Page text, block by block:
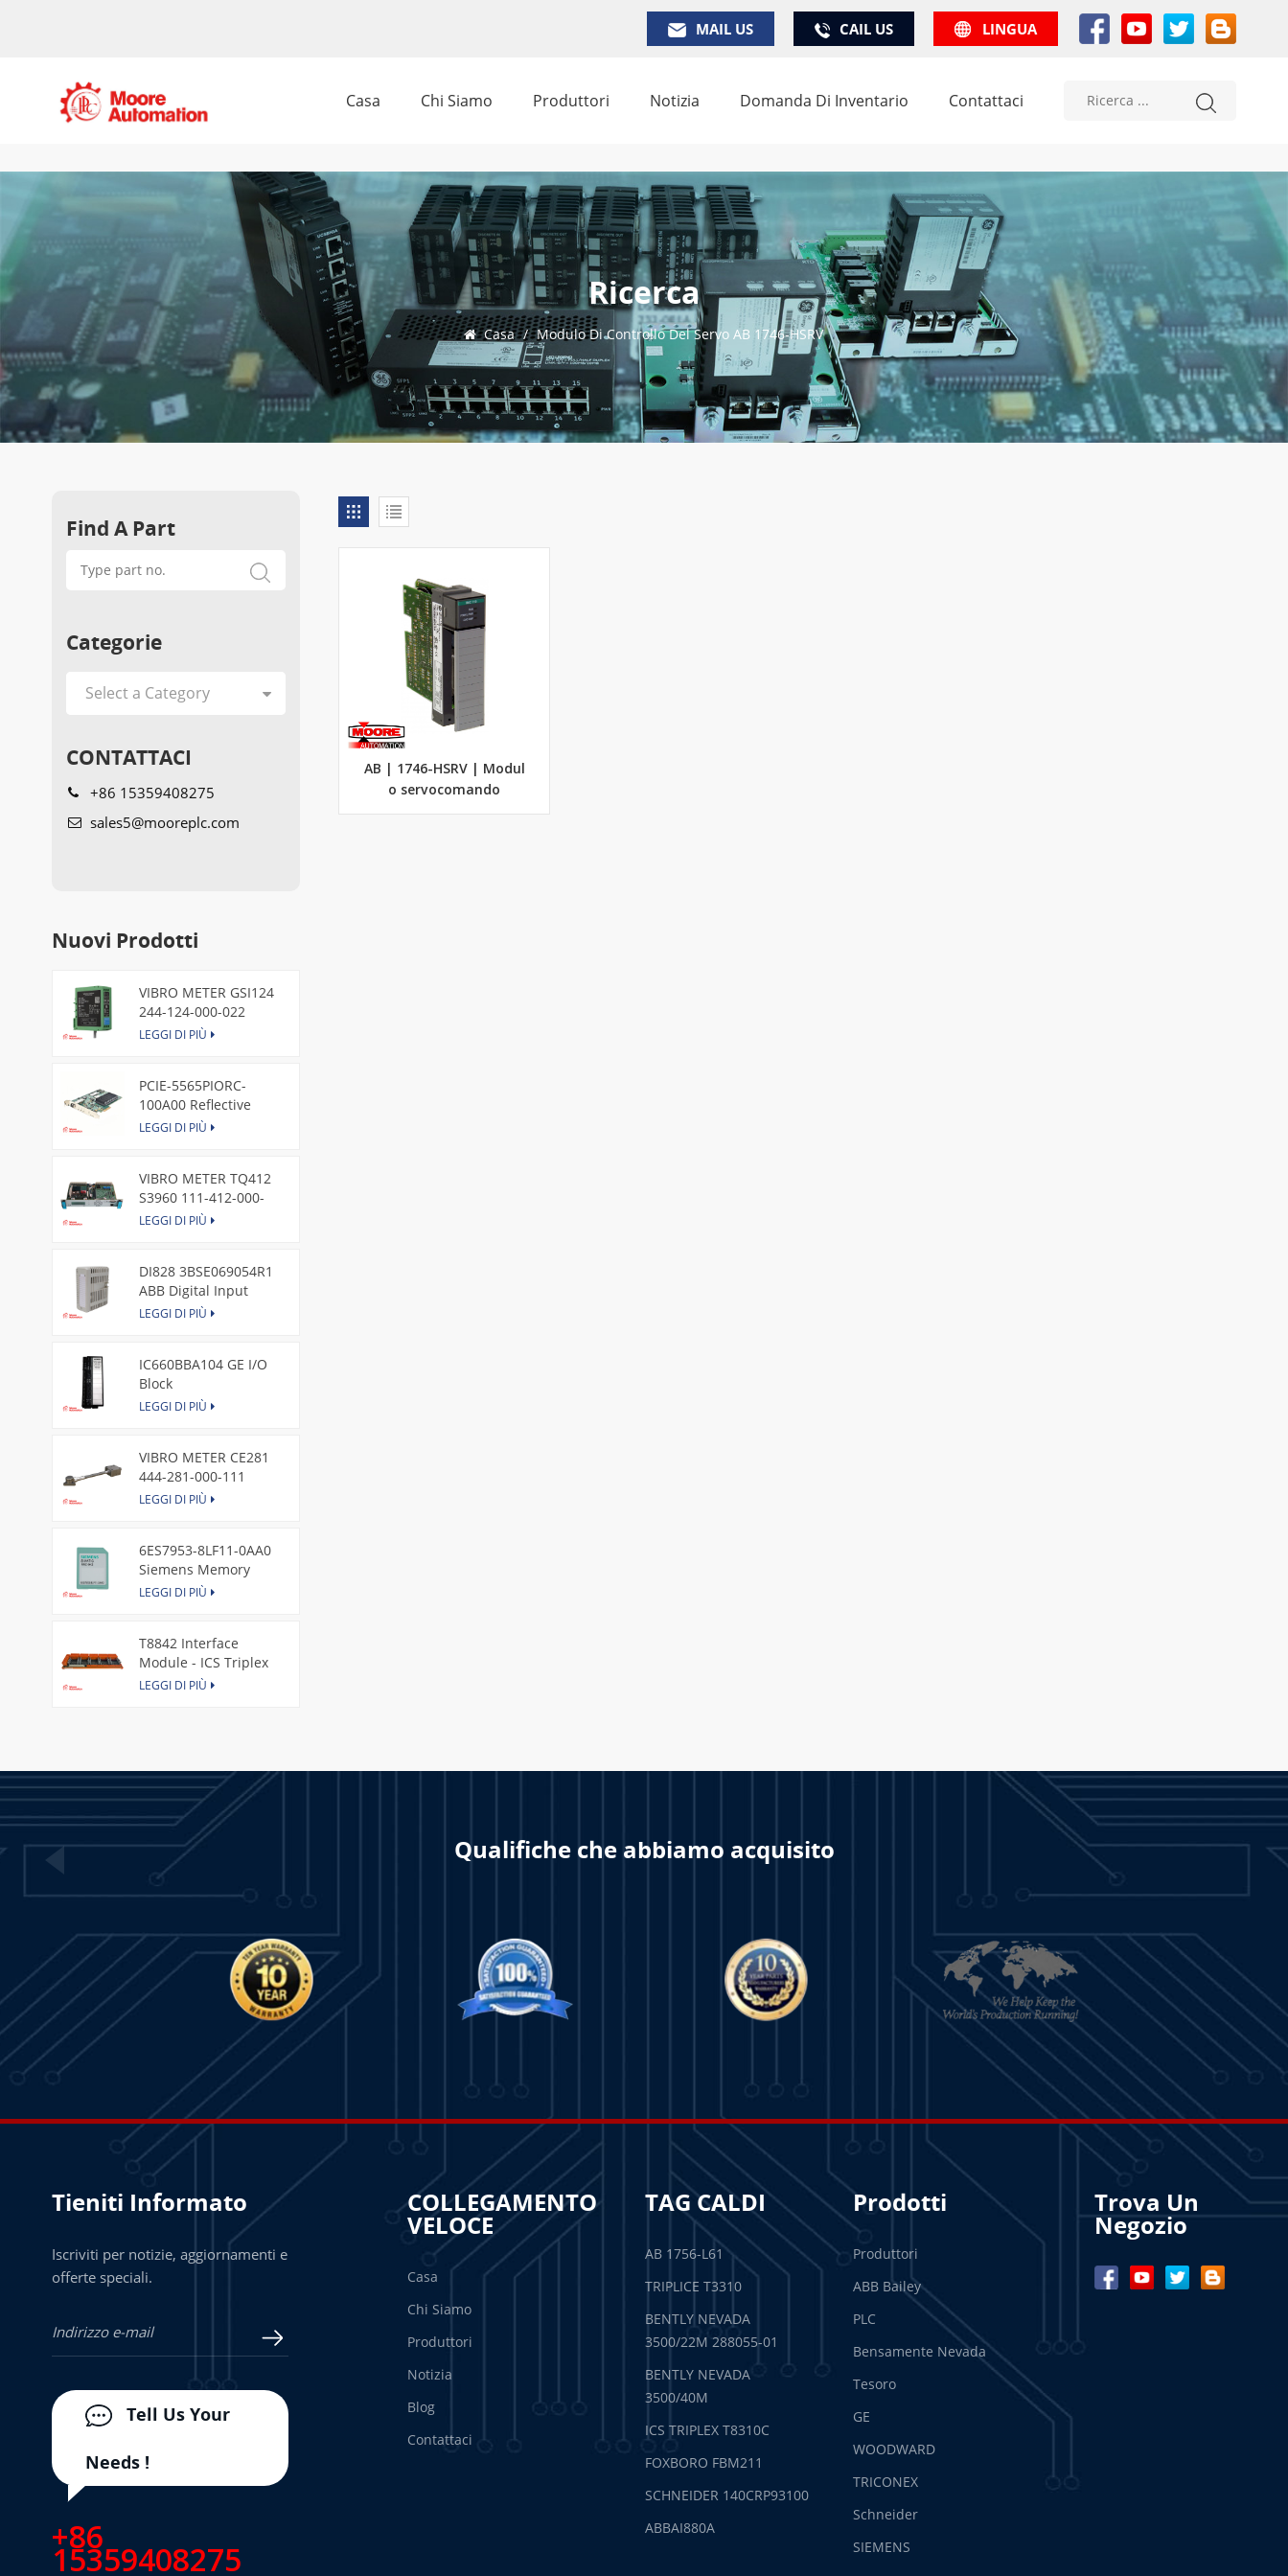
MAIL US CAIL US LINGUA
Casa Chi Siamo Produttori Notizia Domanda Di Inventario Contattaci
Ricerca
Casa / Modulo Di Controllo Del Servo AB 1746-HSRV
AB | 1746-HSRV | Modul
o servocomando
Find A Part
Categorie
CONTATTACI
+86 15359408275
sales5@mooreplc.com
Nuovi Prodotti
VIBRO METER GSI124
244-124-000-022
Piezoelectric Pressure
LEGGI DI PIÙ
PCIE-5565PIORC-
100A00 Reflective
Memory PCI Express
LEGGI DI PIÙ
VIBRO METER TQ412
S3960 111-412-000-
013 Reverse Mount
LEGGI DI PIÙ
DI828 3BSE069054R1
ABB Digital Input
Module
LEGGI DI PIÙ
IC660BBA104 GE I/O
Block
LEGGI DI PIÙ
VIBRO METER CE281
444-281-000-111
Piezoelectric Pressure
LEGGI DI PIÙ
6ES7953-8LF11-0AA0
Siemens Memory
Card
LEGGI DI PIÙ
T8842 Interface
Module - ICS Triplex
LEGGI DI PIÙ
Qualifiche che abbiamo acquisito
Tieniti Informato
Iscriviti per notizie, aggiornamenti e
offerte speciali.
Tell Us Your
Needs !
+86
15359408275
COLLEGAMENTO
VELOCE
Casa
Chi Siamo
Produttori
Notizia
Blog
Contattaci
TAG CALDI
AB 1756-L61
TRIPLICE T3310
BENTLY NEVADA
3500/22M 288055-01
BENTLY NEVADA
3500/40M
ICS TRIPLEX T8310C
FOXBORO FBM211
SCHNEIDER 140CRP93100
ABBAI880A
Prodotti
Produttori
ABB Bailey
PLC
Bensamente Nevada
Tesoro
GE
WOODWARD
TRICONEX
Schneider
SIEMENS
Trova Un
Negozio